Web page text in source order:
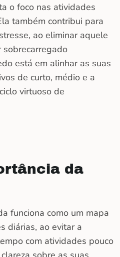
o foco nas atividades
também contribui para
ao eliminar aquele
sobrecarregado
está em alinhar as suas
de curto, médio e a
virtuoso de
da
funciona como um mapa
diárias, ao evitar a
com atividades pouco